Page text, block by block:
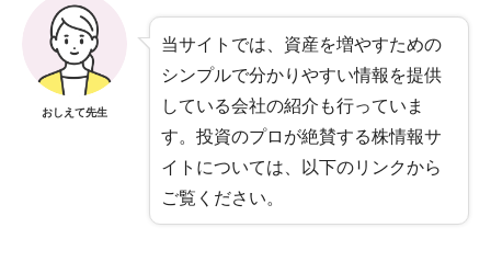
おしえて先生
当サイトでは、資産を増やすための
シンプルで分かりやすい情報を提供
している会社の紹介も行っていま
す。投資のプロが絶賛する株情報サ
イトについては、以下のリンクから
ご覧ください。